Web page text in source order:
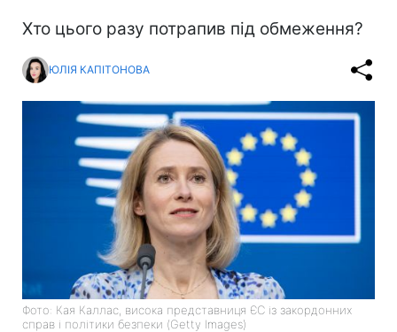
Хто цього разу потрапив під обмеження?
ЮЛІЯ КАПІТОНОВА
Фото: Кая Каллас, висока представниця ЄС із закордонних
справ і політики безпеки (Getty Images)